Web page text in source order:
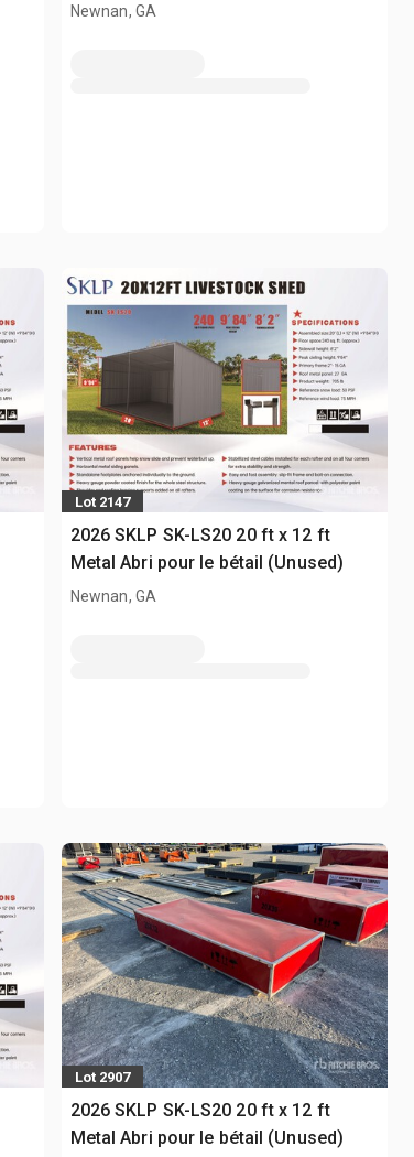
Newnan, GA
Lot 2147
2026 SKLP SK-LS20 20 ft x 12 ft
Metal Abri pour le bétail (Unused)
Newnan, GA
Lot 2907
2026 SKLP SK-LS20 20 ft x 12 ft
Metal Abri pour le bétail (Unused)